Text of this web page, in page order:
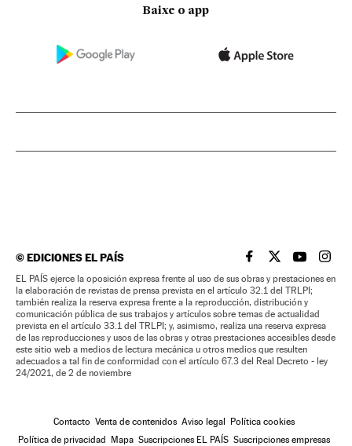
Baixe o app
©EDICIONES EL PAÍS EL PAÍS BRASIL EN
EL PAÍSEL PAÍS
EL
EL PAÍS ejerce la oposición expresa frente al uso de sus obras y prestaciones en
la elaboración de revistas de prensa prevista en el artículo 32.1 del TRLPI;
también realiza la reserva expresa frente a la reproducción, distribución y
comunicación pública de sus trabajos y artículos sobre temas de actualidad
prevista en el artículo 33.1 del TRLPI; y, asimismo, realiza una reserva expresa
de las reproducciones y usos de las obras y otras prestaciones accesibles desde
este sitio web a medios de lectura mecánica u otros medios que resulten
adecuados a tal fin de conformidad con el artículo 67.3 del Real Decreto - ley
24/2021, de 2 de noviembre
Contacto Venta de contenidos Aviso legal Política cookies
Política de privacidad Mapa Suscripciones EL PAÍS Suscripciones empresas